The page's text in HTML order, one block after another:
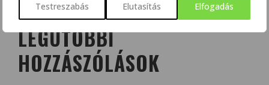
Testreszabás Elutasítás Elfogadás
LEGUTÓBBI
HOZZÁSZÓLÁSOK